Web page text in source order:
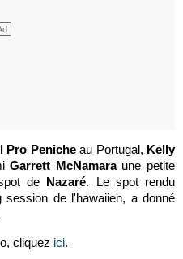
Pro Penicheau Portugal, Kelly
Garrett McNamaraune petite
de Nazaré. Le spot rendu
de l'hawaiien, a donné
cliquez ici.